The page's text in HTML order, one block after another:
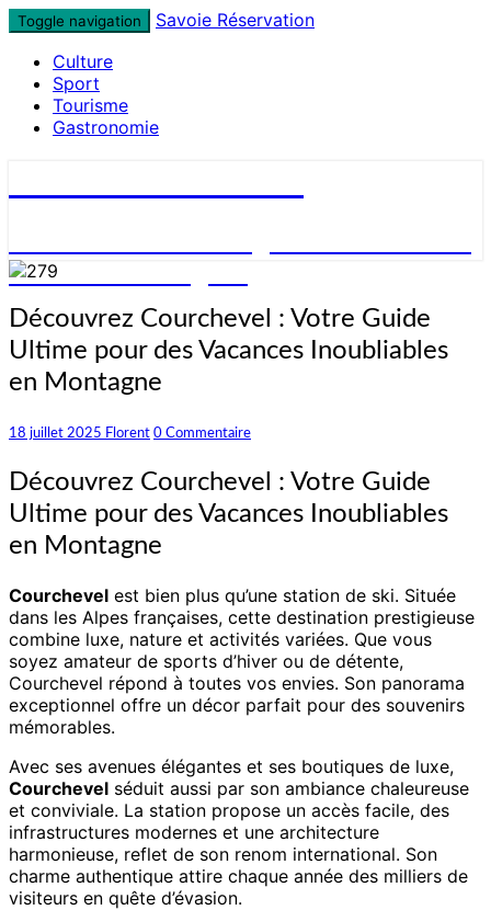
Skip
content
Toggle navigation
Savoie Réservation
Culture
Sport
Tourisme
Gastronomie
et réservez en ligne !
Découvrez
Courchevel
:
Votre
Ultime
pour
des
Vacances
Inoubliables
Montagne
Découvrez Courchevel : Votre Guide
Ultime pour des Vacances Inoubliables
en Montagne
18 juillet 2025 Florent Commentaires
0 Commentaire
Découvrez Courchevel : Votre Guide
Ultime pour des Vacances Inoubliables
en Montagne
Courchevel est bien plus qu’une station de ski. Située
dans les Alpes françaises, cette destination prestigieuse
combine luxe, nature et activités variées. Que vous
soyez amateur de sports d’hiver ou de détente,
Courchevel répond à toutes vos envies. Son panorama
exceptionnel offre un décor parfait pour des souvenirs
mémorables.
Avec ses avenues élégantes et ses boutiques de luxe,
Courchevel séduit aussi par son ambiance chaleureuse
et conviviale. La station propose un accès facile, des
infrastructures modernes et une architecture
harmonieuse, reflet de son renom international. Son
charme authentique attire chaque année des milliers de
visiteurs en quête d’évasion.